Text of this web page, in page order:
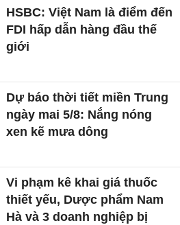
HSBC: Việt Nam là điểm đến
FDI hấp dẫn hàng đầu thế
giới
Dự báo thời tiết miền Trung
ngày mai 5/8: Nắng nóng
xen kẽ mưa dông
Vi phạm kê khai giá thuốc
thiết yếu, Dược phẩm Nam
Hà và 3 doanh nghiệp bị